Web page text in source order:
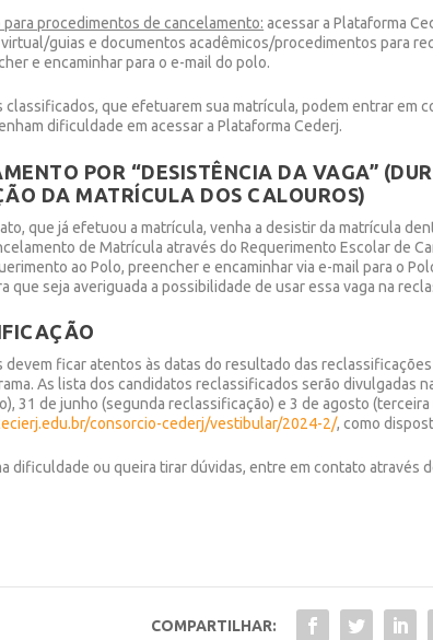
para procedimentos de cancelamento: acessar a Plataforma
guias e documentos acadêmicos/procedimentos para
e encaminhar para o e-mail do polo.
classificados, que efetuarem sua matrícula, podem entrar em
dificuldade em acessar a Plataforma Cederj.
POR “DESISTÊNCIA DA VAGA”
DA MATRÍCULA DOS CALOUROS)
que já efetuou a matrícula, venha a desistir da matrícula
de Matrícula através do Requerimento Escolar de
ao Polo, preencher e encaminhar via e-mail para o
que seja averiguada a possibilidade de usar essa vaga na
devem ficar atentos às datas do resultado das
As lista dos candidatos reclassificados serão divulgadas
31 de junho (segunda reclassificação) e 3 de agosto
consorcio-cederj/vestibular/2024-2/, como
dificuldade ou queira tirar dúvidas, entre em contato através
COMPARTILHAR: